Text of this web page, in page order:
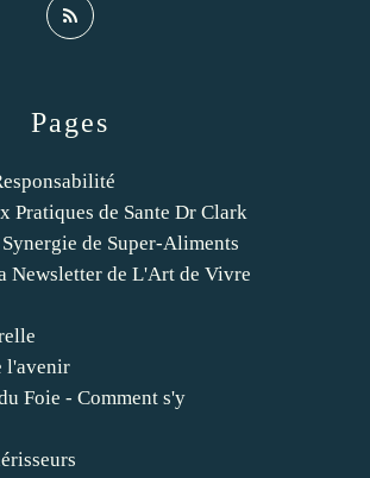
Pages
Pratiques de Sante Dr Clark
de Super-Aliments
Newsletter de L'Art de Vivre
l'avenir
Foie - Comment s'y